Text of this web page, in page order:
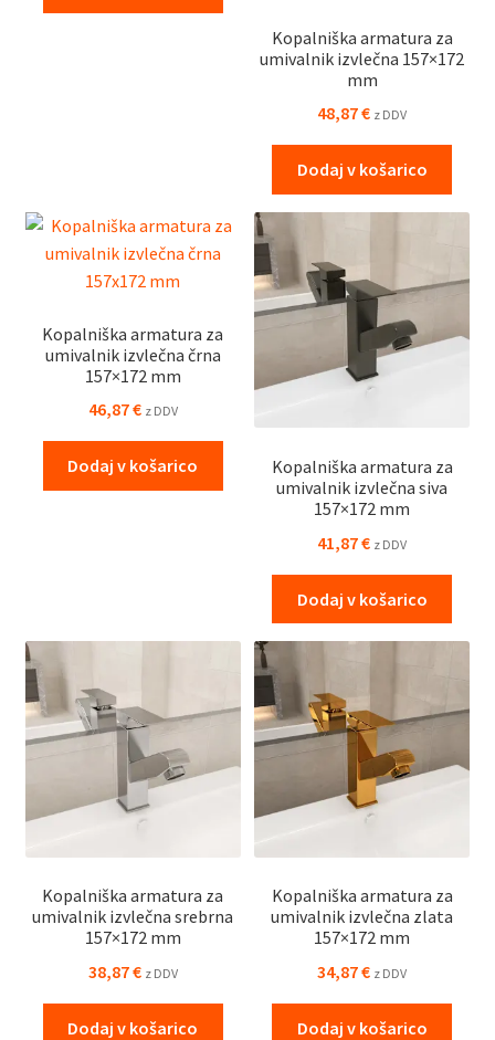
Kopalniška armatura za
umivalnik izvlečna 157×172
mm
48,87€ z DDV
Dodaj v košarico
Kopalniška armatura za
umivalnik izvlečna črna
157×172 mm
46,87€ z DDV
Dodaj v košarico
Kopalniška armatura za
umivalnik izvlečna siva
157×172 mm
41,87€ z DDV
Dodaj v košarico
Kopalniška armatura za
umivalnik izvlečna srebrna
157×172 mm
38,87€ z DDV
Dodaj v košarico
Kopalniška armatura za
umivalnik izvlečna zlata
157×172 mm
34,87€ z DDV
Dodaj v košarico